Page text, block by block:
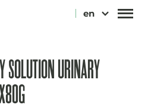
en
SOLUTION URINARY